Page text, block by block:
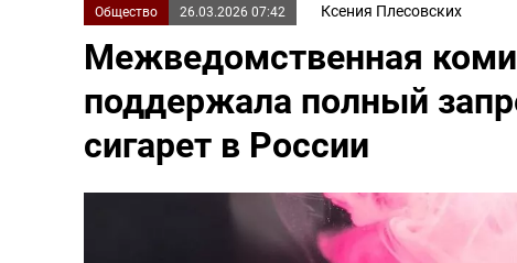
Общество 26.03.2026 07:42 Ксения Плесовских
Межведомственная
поддержала полный
сигарет в России